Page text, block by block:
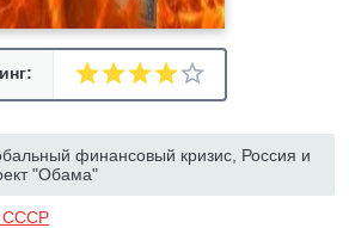
финансовый кризис, Россия и
"Обама"
СССР